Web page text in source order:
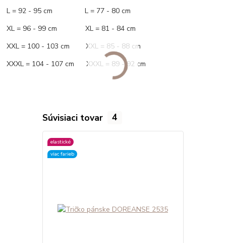
L = 92 - 95 cm L = 77 - 80 cm
XL = 96 - 99 cm XL = 81 - 84 cm
XXL = 100 - 103 cm XXL = 85 - 88 cm
XXXL = 104 - 107 cm XXXL = 89 - 92 cm
Súvisiaci tovar 4
elastické
viac farieb